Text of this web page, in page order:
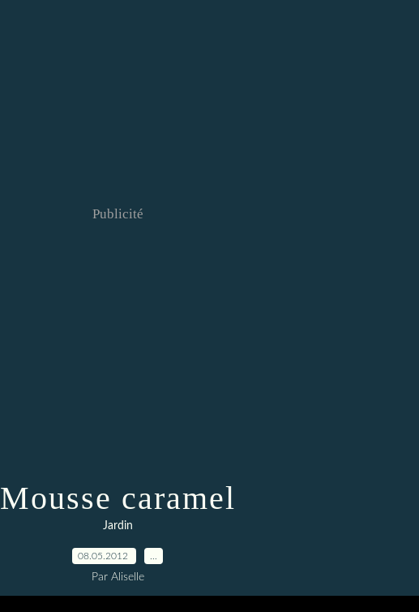
Publicité
Mousse caramel
Jardin
08.05.2012
Par Aliselle